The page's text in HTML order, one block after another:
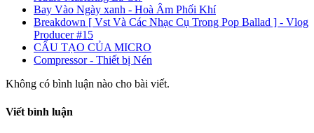
Bay Vào Ngày xanh - Hoà Âm Phối Khí
Breakdown [ Vst Và Các Nhạc Cụ Trong Pop Ballad ] - Vlog
Producer #15
CẤU TẠO CỦA MICRO
Compressor - Thiết bị Nén
Không có bình luận nào cho bài viết.
Viết bình luận